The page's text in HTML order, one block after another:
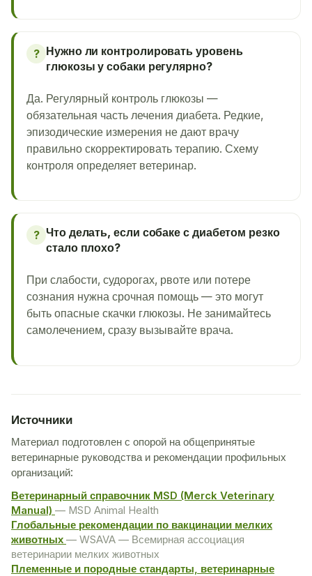
? Нужно ли контролировать уровень
глюкозы у собаки регулярно?
Да. Регулярный контроль глюкозы —
обязательная часть лечения диабета. Редкие,
эпизодические измерения не дают врачу
правильно скорректировать терапию. Схему
контроля определяет ветеринар.
? Что делать, если собаке с диабетом резко
стало плохо?
При слабости, судорогах, рвоте или потере
сознания нужна срочная помощь — это могут
быть опасные скачки глюкозы. Не занимайтесь
самолечением, сразу вызывайте врача.
Источники
Материал подготовлен с опорой на общепринятые
ветеринарные руководства и рекомендации профильных
организаций:
Ветеринарный справочник MSD (Merck Veterinary
Manual) — MSD Animal Health
Глобальные рекомендации по вакцинации мелких
животных — WSAVA — Всемирная ассоциация
ветеринарии мелких животных
Племенные и породные стандарты, ветеринарные